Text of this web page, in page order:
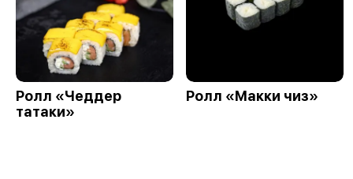
Ролл «Чеддер
татаки»
Ролл «Макки чиз»